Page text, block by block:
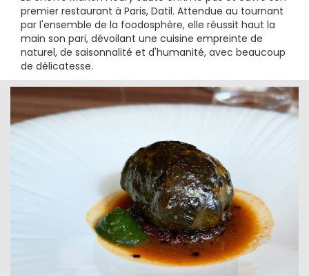
premier restaurant à Paris, Datil. Attendue au tournant
par l'ensemble de la foodosphère, elle réussit haut la
main son pari, dévoilant une cuisine empreinte de
naturel, de saisonnalité et d'humanité, avec beaucoup
de délicatesse.